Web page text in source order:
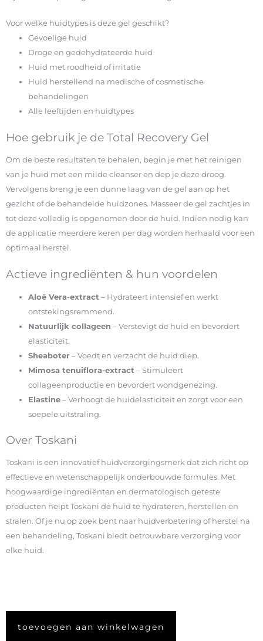
Voor welke huidtypes is deze gel geschikt?
Gevoelige huid
Droge en gedehydrateerde huid
Huid met roodheid of irritatie
Huid herstellend na medische of cosmetische
behandelingen
Alle leeftijden en huidtypes
Hoe gebruik je de Total Recovery Gel
Om de beste resultaten te behalen, begin je met het reinigen
van je huid met een milde cleanser en dep je deze droog.
Vervolgens breng je een dunne laag van de gel aan op het
gezicht of de behandelde huidzones. Masseer de gel zachtjes in
tot deze volledig is opgenomen door de huid. Indien nodig kan
de applicatie meerdere keren per dag worden herhaald voor een
optimaal herstel.
Actieve ingrediënten & hun voordelen
Aloë Vera-extract – Hydrateert intensief en werkt
ontstekingsremmend.
Natuurlijk collageen – Verstevigt de huid en bevordert
elasticiteit.
Sheaboter – Voedt en verzacht de huid diep.
Mimosa tenuiflora-extract – Stimuleert
collageenproductie en bevordert wondgenezing.
Elastine – Verhoogt de huidelasticiteit en zorgt voor een
soepele uitstraling.
Over Toskani
Toskani is een innovatief huidverzorgingsmerk dat zich richt op
effectieve en wetenschappelijk onderbouwde formules. Met
hoogwaardige ingrediënten en dermatologisch geteste
producten helpt Toskani de huid te hydrateren, herstellen en
stralen. Of je nu op zoek bent naar huidverbetering of herstel na
een behandeling, Toskani biedt betrouwbare verzorging voor
elke huid.
toevoegen aan winkelwagen